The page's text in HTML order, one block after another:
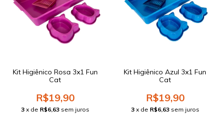
Kit Higiênico Rosa 3x1 Fun
Cat
R$19,90
3 x de R$6,63 sem juros
Kit Higiênico Azul 3x1 Fun
Cat
R$19,90
3 x de R$6,63 sem juros